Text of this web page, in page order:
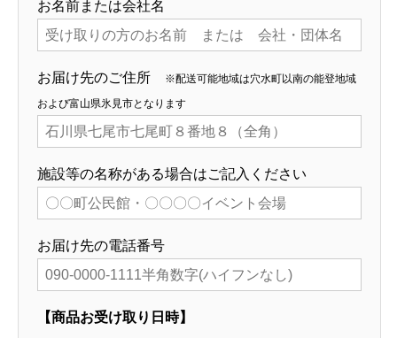
お名前または会社名
お届け先のご住所
※配送可能地域は穴水町以南の能登地域
および富山県氷見市となります
施設等の名称がある場合はご記入ください
お届け先の電話番号
【商品お受け取り日時】